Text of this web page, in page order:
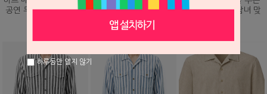
공연 무대 맞춤 제작 자
망사직조 셔츠, 남녀 맞
춤 남방
망사직조 셔츠, 남녀 맞
하루동안 열지 않기